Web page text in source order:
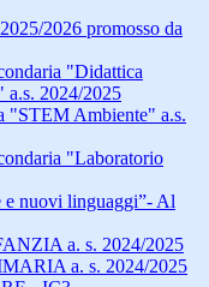
2026 promosso da
"Didattica
a.s. 2024/2025
"STEM Ambiente" a.s.
"Laboratorio
e nuovi linguaggi”- Al
a. s. 2024/2025
a. s. 2024/2025